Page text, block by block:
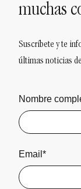
muchas
Suscríbete y te
últimas noticias
Nombre
Email*